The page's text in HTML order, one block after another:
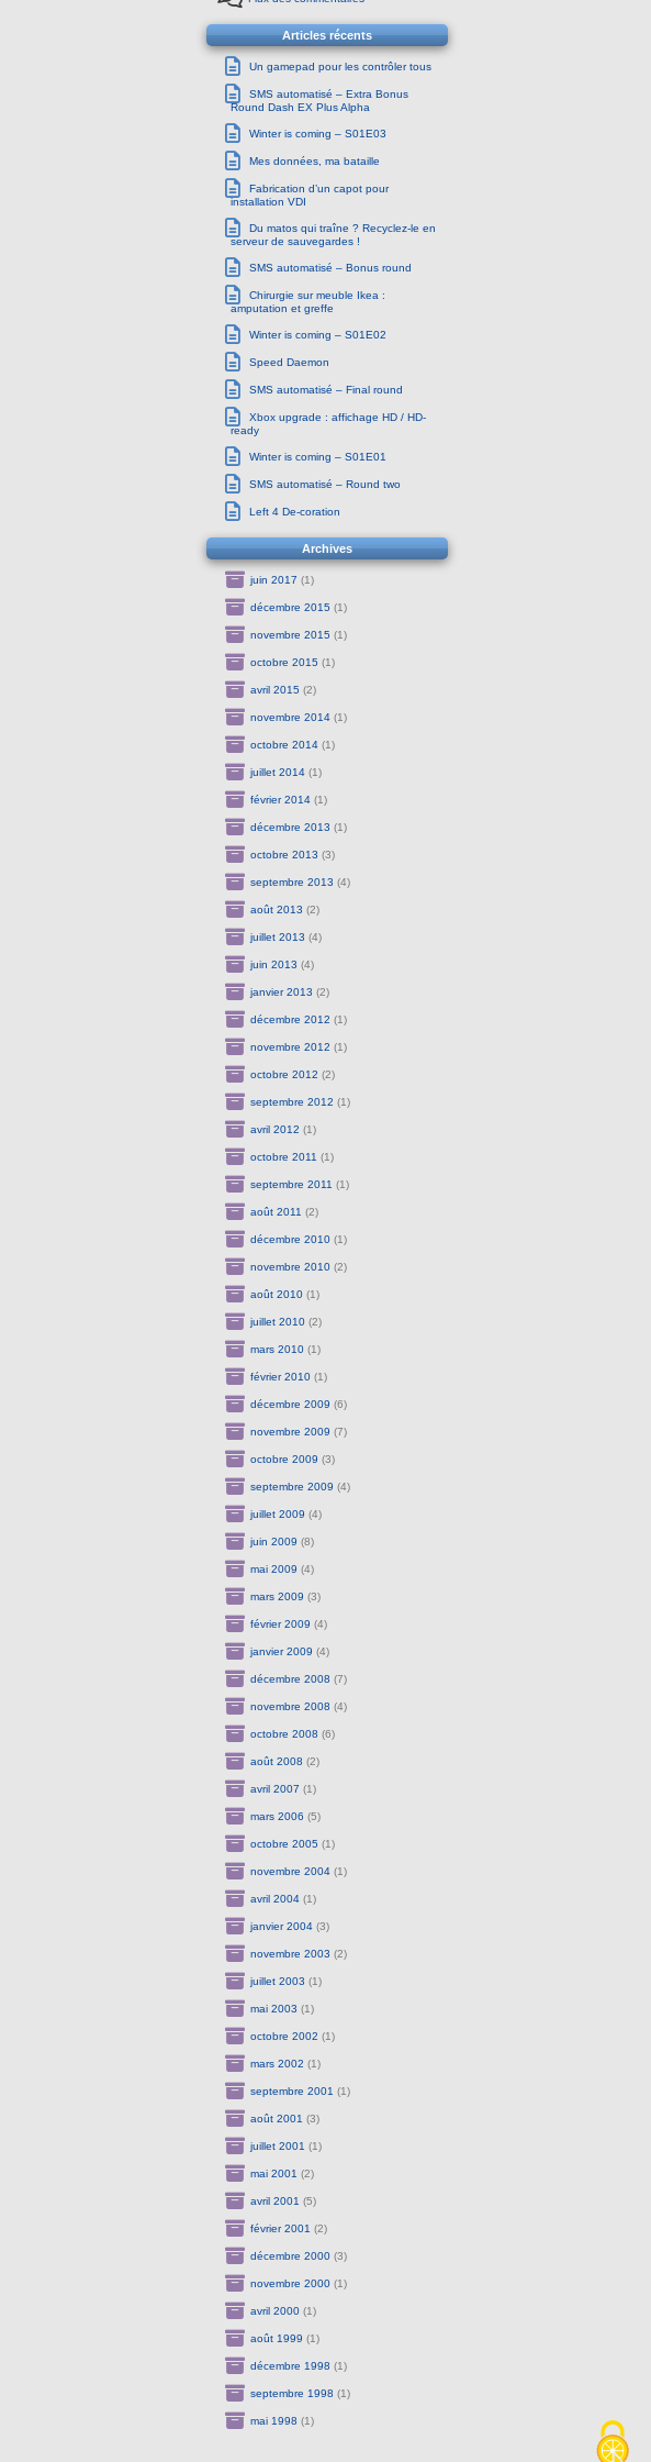
Articles récents
Un gamepad pour les contrôler tous
SMS automatisé – Extra Bonus
Round Dash EX Plus Alpha
Winter is coming – S01E03
Mes données, ma bataille
Fabrication d’un capot pour
installation VDI
Du matos qui traîne ? Recyclez-le en
serveur de sauvegardes !
SMS automatisé – Bonus round
Chirurgie sur meuble Ikea :
amputation et greffe
Winter is coming – S01E02
Speed Daemon
SMS automatisé – Final round
Xbox upgrade : affichage HD / HD-
ready
Winter is coming – S01E01
SMS automatisé – Round two
Left 4 De-coration
Archives
juin 2017 (1)
décembre 2015 (1)
novembre 2015 (1)
octobre 2015 (1)
avril 2015 (2)
novembre 2014(1)
octobre 2014(1)
juillet 2014(1)
février 2014(1)
décembre 2013 (1)
octobre 2013 (3)
septembre 2013 (4)
août 2013 (2)
juillet 2013 (4)
juin 2013 (4)
janvier 2013 (2)
décembre 2012 (1)
novembre 2012 (1)
octobre 2012 (2)
septembre 2012 (1)
avril 2012 (1)
octobre 2011 (1)
septembre 2011 (1)
août 2011 (2)
décembre 2010(1)
novembre 2010(2)
août 2010(1)
juillet 2010(2)
mars 2010(1)
février 2010(1)
décembre 2009 (6)
novembre 2009 (7)
octobre 2009 (3)
septembre 2009 (4)
juillet 2009 (4)
juin 2009 (8)
mai 2009 (4)
mars 2009 (3)
février 2009 (4)
janvier 2009 (4)
décembre 2008 (7)
novembre 2008 (4)
octobre 2008 (6)
août 2008 (2)
avril 2007 (1)
mars 2006 (5)
octobre 2005 (1)
novembre 2004(1)
avril 2004(1)
janvier 2004(3)
novembre 2003 (2)
juillet 2003 (1)
mai 2003 (1)
octobre 2002 (1)
mars 2002 (1)
septembre 2001 (1)
août 2001 (3)
juillet 2001 (1)
mai 2001 (2)
avril 2001 (5)
février 2001 (2)
décembre 2000(3)
novembre 2000(1)
avril 2000(1)
août 1999 (1)
décembre 1998 (1)
septembre 1998 (1)
mai 1998 (1)